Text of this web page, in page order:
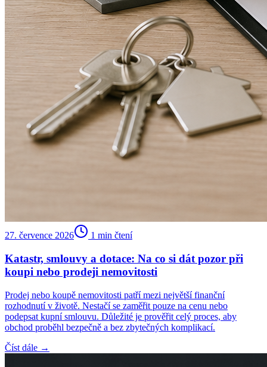
27. července 2026 1 min čtení
Katastr, smlouvy a dotace: Na co si dát pozor při
koupi nebo prodeji nemovitosti
Prodej nebo koupě nemovitosti patří mezi největší finanční
rozhodnutí v životě. Nestačí se zaměřit pouze na cenu nebo
podepsat kupní smlouvu. Důležité je prověřit celý proces, aby
obchod proběhl bezpečně a bez zbytečných komplikací.
Číst dále →